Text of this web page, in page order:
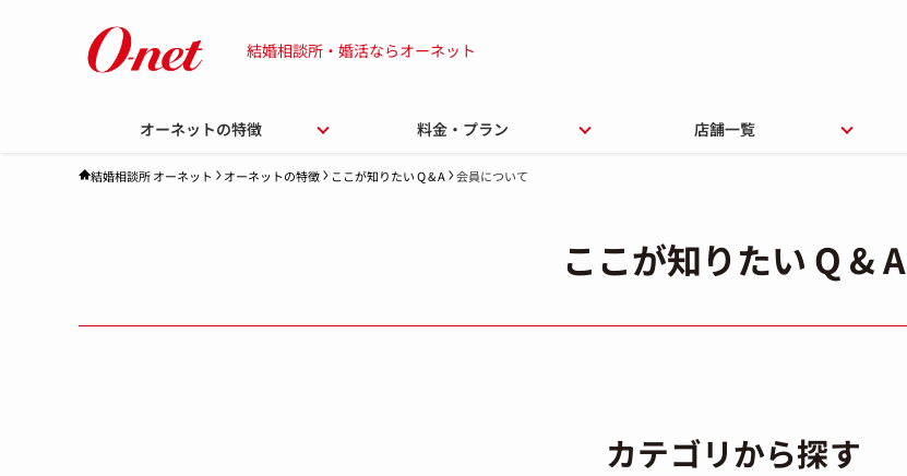
結婚相談所・婚活ならオーネット
オーネットの特徴 料金・プラン 店舗一覧
結婚相談所 オーネット オーネットの特徴 ここが知りたい Q & A 会員について
ここが知りたい Q & A
カテゴリから探す